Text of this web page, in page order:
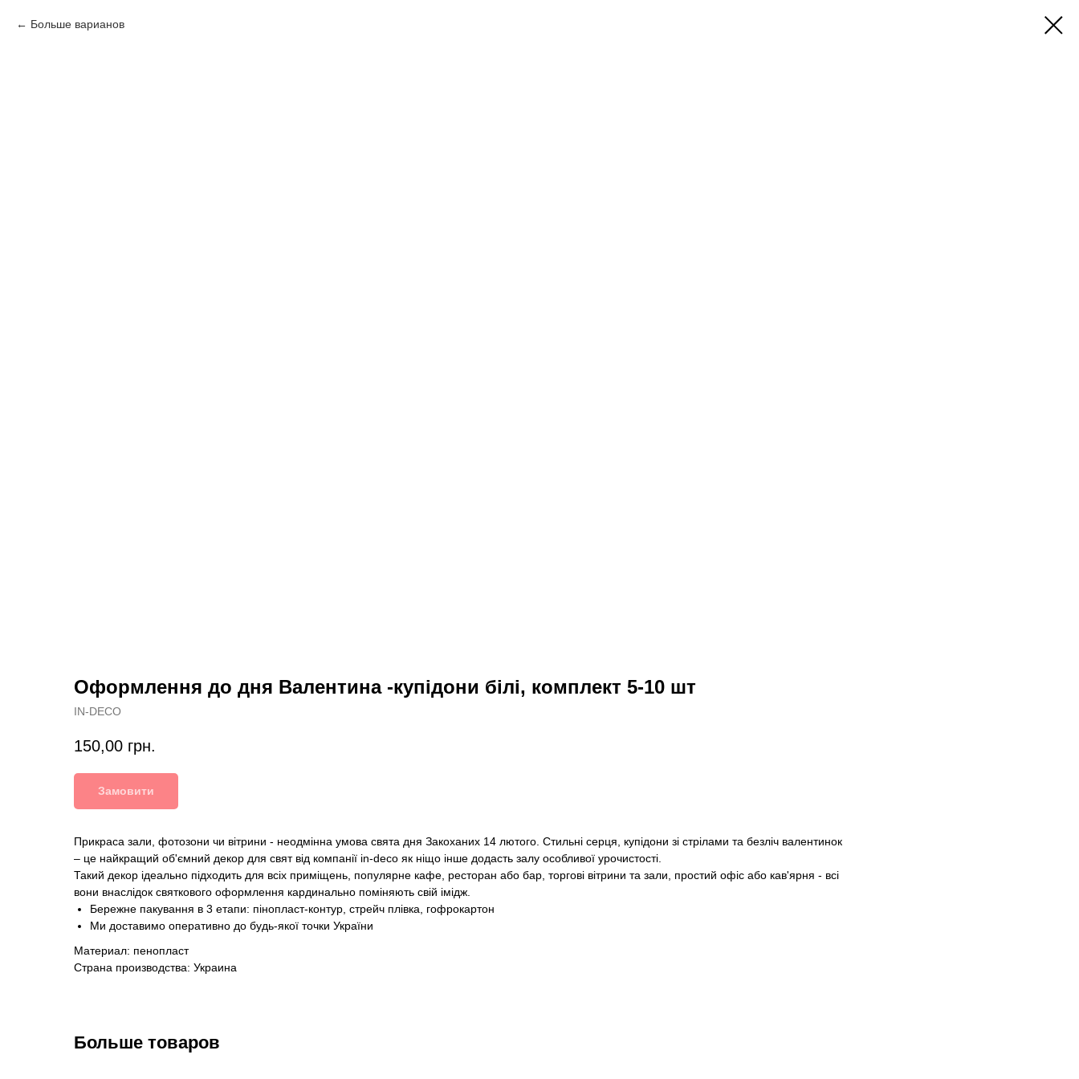
Больше варианов
Оформлення до дня Валентина -купідони білі, комплект 5-10 шт
IN-DECO
150,00 грн.
Замовити
Прикраса зали, фотозони чи вітрини - неодмінна умова свята дня Закоханих 14 лютого. Стильні серця, купідони зі стрілами та безліч валентинок
– це найкращий об'ємний декор для свят від компанії in-deco як ніщо інше додасть залу особливої ​​урочистості.
Такий декор ідеально підходить для всіх приміщень, популярне кафе, ресторан або бар, торгові вітрини та зали, простий офіс або кав'ярня - всі
вони внаслідок святкового оформлення кардинально поміняють свій імідж.
Бережне пакування в 3 етапи: пінопласт-контур, стрейч плівка, гофрокартон
Ми доставимо оперативно до будь-якої точки України
Материал: пенопласт
Страна производства: Украина
Больше товаров